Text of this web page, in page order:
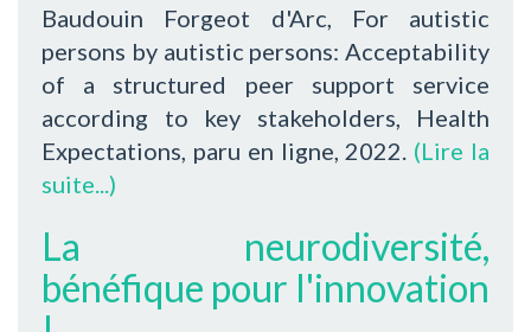
Baudouin Forgeot d'Arc, For autistic
persons by autistic persons: Acceptability
of a structured peer support service
according to key stakeholders, Health
Expectations, paru en ligne, 2022. (Lire la
suite...)
La neurodiversité,
bénéfique pour l'innovation